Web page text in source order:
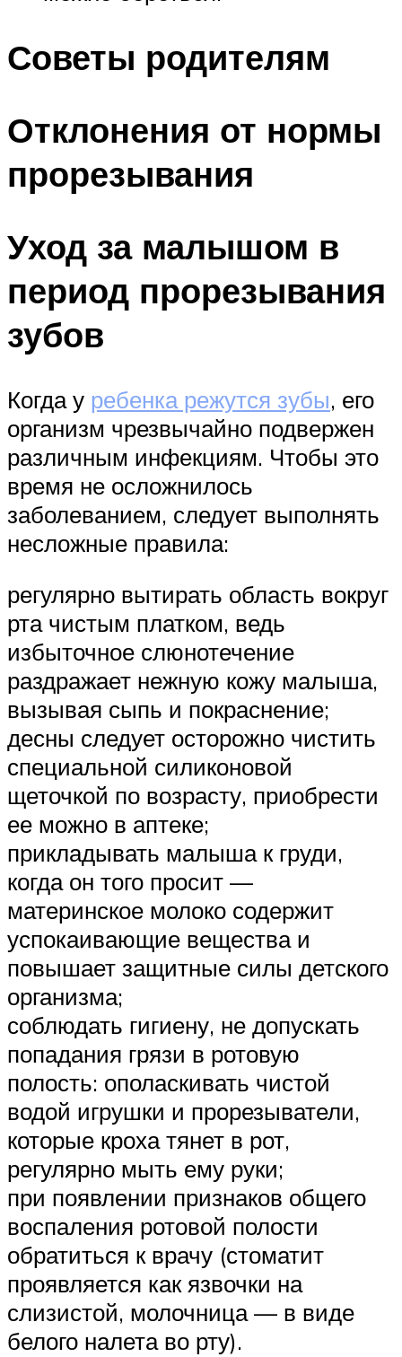
Советы родителям
Отклонения от нормы
прорезывания
Уход за малышом в
период прорезывания
зубов
Когда у ребенка режутся зубы, его
организм чрезвычайно подвержен
различным инфекциям. Чтобы это
время не осложнилось
заболеванием, следует выполнять
несложные правила:
регулярно вытирать область вокруг
рта чистым платком, ведь
избыточное слюнотечение
раздражает нежную кожу малыша,
вызывая сыпь и покраснение;
десны следует осторожно чистить
специальной силиконовой
щеточкой по возрасту, приобрести
ее можно в аптеке;
прикладывать малыша к груди,
когда он того просит —
материнское молоко содержит
успокаивающие вещества и
повышает защитные силы детского
организма;
соблюдать гигиену, не допускать
попадания грязи в ротовую
полость: ополаскивать чистой
водой игрушки и прорезыватели,
которые кроха тянет в рот,
регулярно мыть ему руки;
при появлении признаков общего
воспаления ротовой полости
обратиться к врачу (стоматит
проявляется как язвочки на
слизистой, молочница — в виде
белого налета во рту).